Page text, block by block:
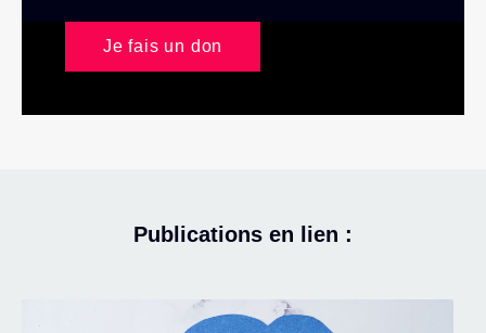
Je fais un don
Publications en lien :